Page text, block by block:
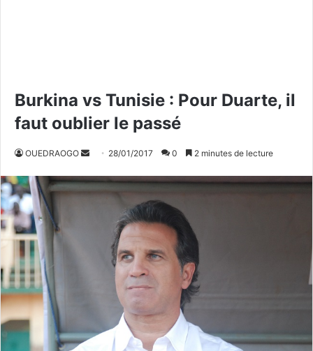
Burkina vs Tunisie : Pour Duarte, il
faut oublier le passé
OUEDRAOGO
v
u
28/01/2017 0 2 minutes de lecture